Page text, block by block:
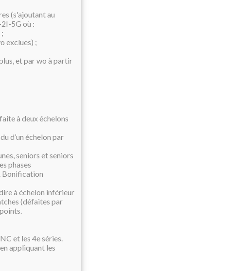
(s'ajoutant au
5G où :
exclues) ;
et par wo à partir
à deux échelons
d’un échelon par
seniors et seniors
phases
Bonification
à échelon inférieur
(défaites par
et les 4e séries.
appliquant les